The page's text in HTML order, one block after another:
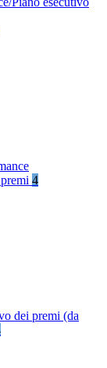
4
dei premi (da